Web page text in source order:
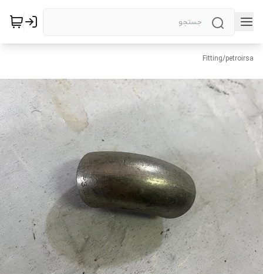
petroirsa
/
Fitting